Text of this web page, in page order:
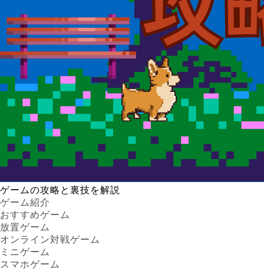
ゲームの攻略と裏技を解説
ゲーム紹介
おすすめゲーム
放置ゲーム
オンライン対戦ゲーム
ミニゲーム
スマホゲーム